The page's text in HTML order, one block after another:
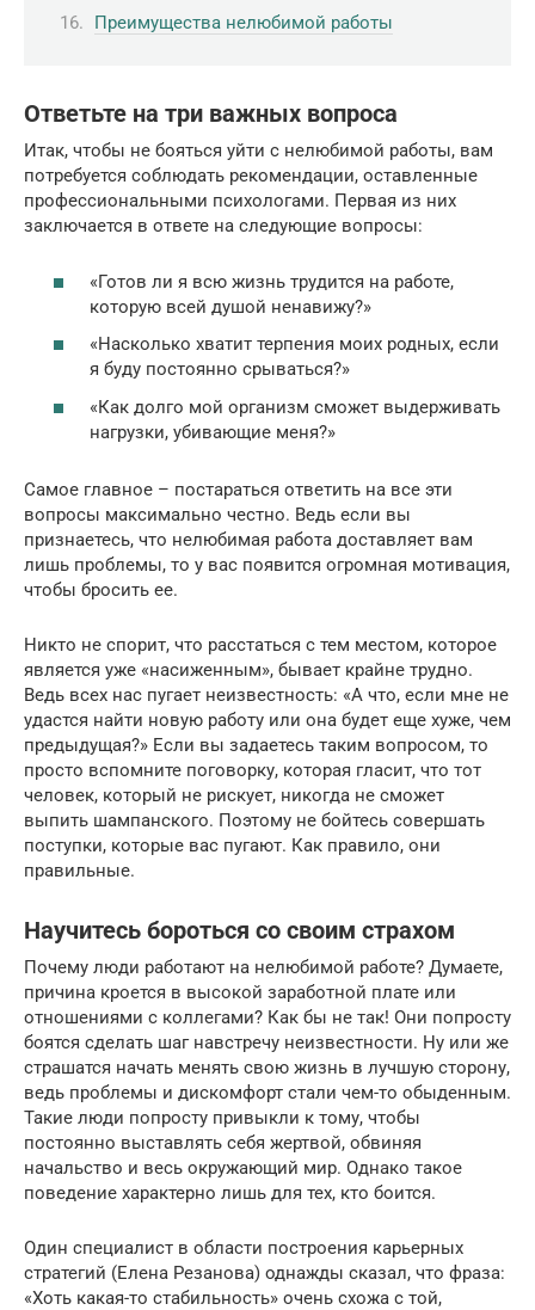
Преимущества нелюбимой работы
Ответьте на три важных вопроса
Итак, чтобы не бояться уйти с нелюбимой работы, вам
потребуется соблюдать рекомендации, оставленные
профессиональными психологами. Первая из них
заключается в ответе на следующие вопросы:
«Готов ли я всю жизнь трудится на работе,
которую всей душой ненавижу?»
«Насколько хватит терпения моих родных, если
я буду постоянно срываться?»
«Как долго мой организм сможет выдерживать
нагрузки, убивающие меня?»
Самое главное – постараться ответить на все эти
вопросы максимально честно. Ведь если вы
признаетесь, что нелюбимая работа доставляет вам
лишь проблемы, то у вас появится огромная мотивация,
чтобы бросить ее.
Никто не спорит, что расстаться с тем местом, которое
является уже «насиженным», бывает крайне трудно.
Ведь всех нас пугает неизвестность: «А что, если мне не
удастся найти новую работу или она будет еще хуже, чем
предыдущая?» Если вы задаетесь таким вопросом, то
просто вспомните поговорку, которая гласит, что тот
человек, который не рискует, никогда не сможет
выпить шампанского. Поэтому не бойтесь совершать
поступки, которые вас пугают. Как правило, они
правильные.
Научитесь бороться со своим страхом
Почему люди работают на нелюбимой работе? Думаете,
причина кроется в высокой заработной плате или
отношениями с коллегами? Как бы не так! Они попросту
боятся сделать шаг навстречу неизвестности. Ну или же
страшатся начать менять свою жизнь в лучшую сторону,
ведь проблемы и дискомфорт стали чем-то обыденным.
Такие люди попросту привыкли к тому, чтобы
постоянно выставлять себя жертвой, обвиняя
начальство и весь окружающий мир. Однако такое
поведение характерно лишь для тех, кто боится.
Один специалист в области построения карьерных
стратегий (Елена Резанова) однажды сказал, что фраза:
«Хоть какая-то стабильность» очень схожа с той,